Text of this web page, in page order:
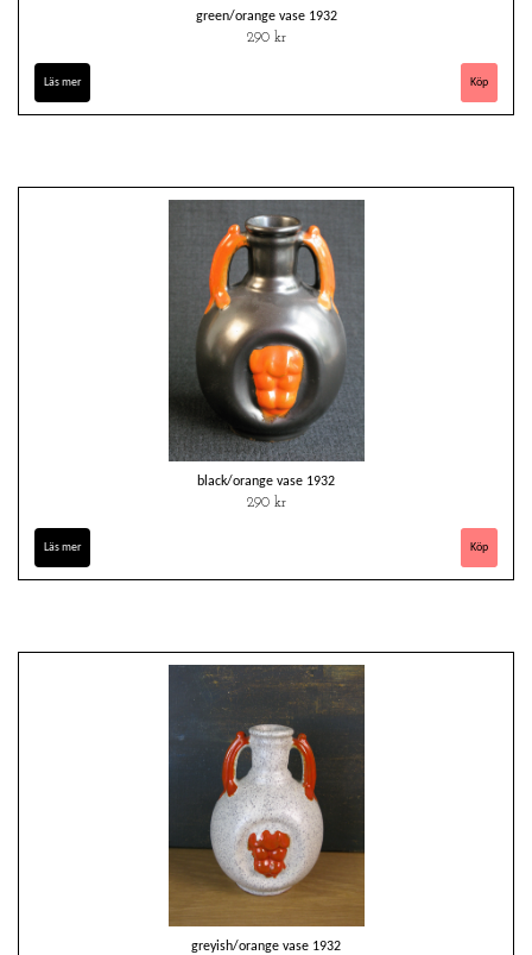
green/orange vase 1932
290 kr
Läs mer
black/orange vase 1932
290 kr
Läs mer
greyish/orange vase 1932